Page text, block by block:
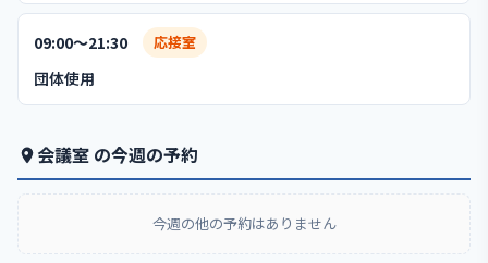
09:00〜21:30 応接室
団体使用
会議室 の今週の予約
今週の他の予約はありません